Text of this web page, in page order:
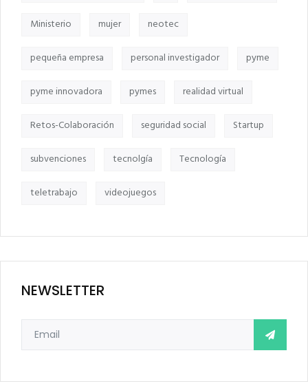
Ministerio mujer neotec
pequeña empresa personal investigador pyme
pyme innovadora pymes realidad virtual
Retos-Colaboración seguridad social Startup
subvenciones tecnolgía Tecnología
teletrabajo videojuegos
NEWSLETTER